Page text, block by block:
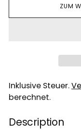
ZUM
Inklusive Steuer.
berechnet.
Description